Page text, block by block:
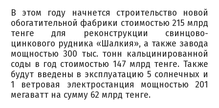
В этом году начнется строительство новой
обогатительной фабрики стоимостью 215 млрд
тенге для реконструкции свинцово-
цинкового рудника «Шалкия», а также завода
мощностью 300 тыс. тонн кальцинированной
соды в год стоимостью 147 млрд тенге. Также
будут введены в эксплуатацию 5 солнечных и
1 ветровая электростанция мощностью 201
мегаватт на сумму 62 млрд тенге.